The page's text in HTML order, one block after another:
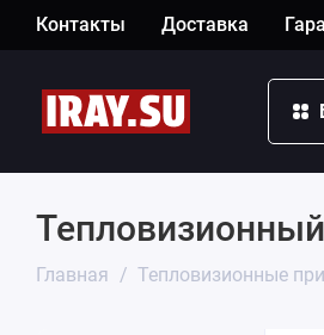
Контакты Доставка
Главная Тепловизионные